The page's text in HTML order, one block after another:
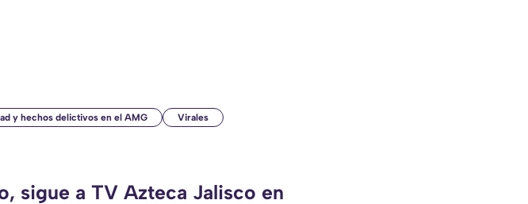
y hechos delictivos en el AMG Virales
sigue a TV Azteca Jalisco en